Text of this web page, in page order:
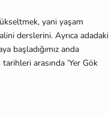
yani yaşam
derslerini. Ayrıca adadaki
başladığımız anda
arasında ‘Yer Gök